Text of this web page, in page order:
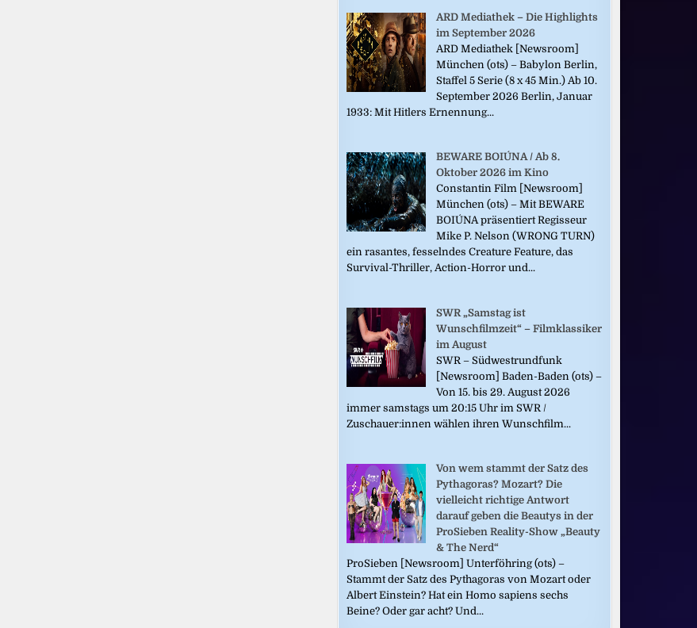
ARD Mediathek – Die Highlights
im September 2026
ARD Mediathek [Newsroom]
München (ots) – Babylon Berlin,
Staffel 5 Serie (8 x 45 Min.) Ab 10.
September 2026 Berlin, Januar
1933: Mit Hitlers Ernennung...
BEWARE BOIÚNA / Ab 8.
Oktober 2026 im Kino
Constantin Film [Newsroom]
München (ots) – Mit BEWARE
BOIÚNA präsentiert Regisseur
Mike P. Nelson (WRONG TURN)
ein rasantes, fesselndes Creature Feature, das
Survival-Thriller, Action-Horror und...
SWR „Samstag ist
Wunschfilmzeit“ – Filmklassiker
im August
SWR – Südwestrundfunk
[Newsroom] Baden-Baden (ots) –
Von 15. bis 29. August 2026
immer samstags um 20:15 Uhr im SWR /
Zuschauer:innen wählen ihren Wunschfilm...
Von wem stammt der Satz des
Pythagoras? Mozart? Die
vielleicht richtige Antwort
darauf geben die Beautys in der
ProSieben Reality-Show „Beauty
& The Nerd“
ProSieben [Newsroom] Unterföhring (ots) –
Stammt der Satz des Pythagoras von Mozart oder
Albert Einstein? Hat ein Homo sapiens sechs
Beine? Oder gar acht? Und...